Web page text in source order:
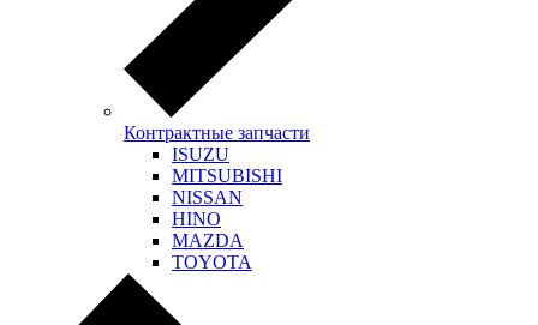
Контрактные запчасти
ISUZU
MITSUBISHI
NISSAN
HINO
MAZDA
TOYOTA